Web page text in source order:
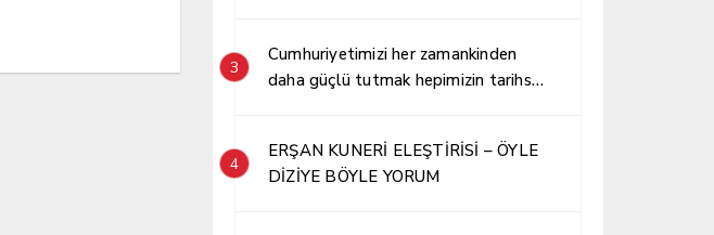
3
Cumhuriyetimizi her zamankinden
daha güçlü tutmak hepimizin tarihsel
4
ERŞAN KUNERİ ELEŞTİRİSİ – ÖYLE
DİZİYE BÖYLE YORUM